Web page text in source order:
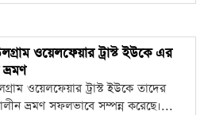
ওয়েলফেয়ার ট্রাস্ট ইউকে এর
ভ্রমণ
ওয়েলফেয়ার ট্রাস্ট ইউকে তাদের
ভ্রমণ সফলভাবে সম্পন্ন করেছে।...